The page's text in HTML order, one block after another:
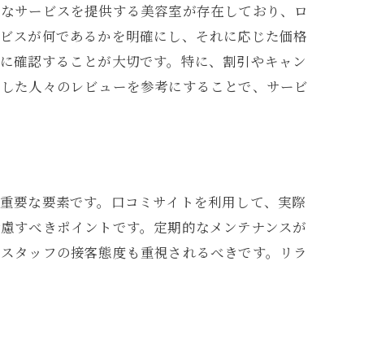
サービスを提供する美容室が存在しており、ロ
スが何であるかを明確にし、それに応じた価格
確認することが大切です。特に、割引やキャン
た人々のレビューを参考にすることで、サービ
要な要素です。口コミサイトを利用して、実際
すべきポイントです。定期的なメンテナンスが
タッフの接客態度も重視されるべきです。リラ